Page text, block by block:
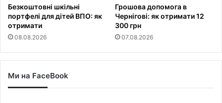
Безкоштовні шкільні
портфелі для дітей ВПО: як
отримати
08.08.2026
Грошова допомога в
Чернігові: як отримати 12
300 грн
07.08.2026
Ми на FaceBook